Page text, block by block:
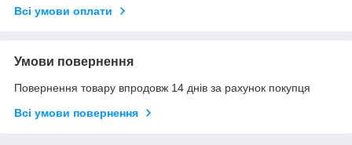
Всі умови оплати
Умови повернення
Повернення товару впродовж 14 днів за рахунок покупця
Всі умови повернення